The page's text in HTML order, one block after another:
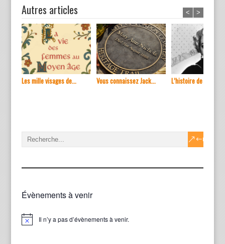
Autres articles
Les mille visages de... Vous connaissez Jack... L’histoire de ...
< >
Évènements à venir
Notice Il n’y a pas d’évènements à venir.